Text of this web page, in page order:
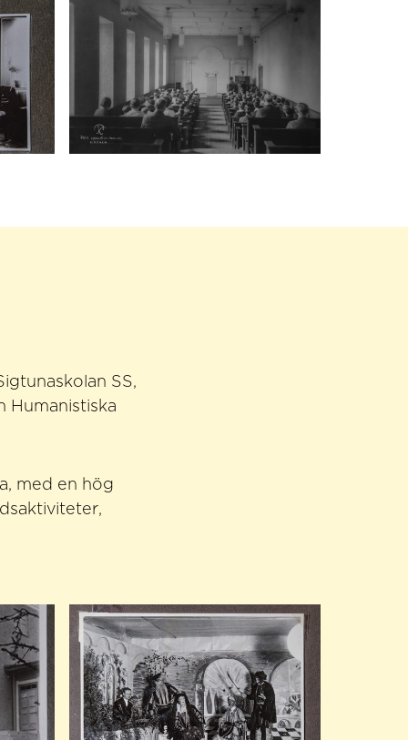
SS,
Humanistiska
med en hög